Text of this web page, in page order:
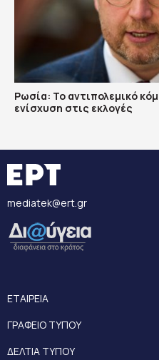
Ρωσία: Το αντιπολεμικό
ενίσχυση στις εκλογές
mediatek@ert.gr
ΕΤΑΙΡΕΙΑ
ΓΡΑΦΕΙΟ ΤΥΠΟΥ
ΔΕΛΤΙΑ ΤΥΠΟΥ